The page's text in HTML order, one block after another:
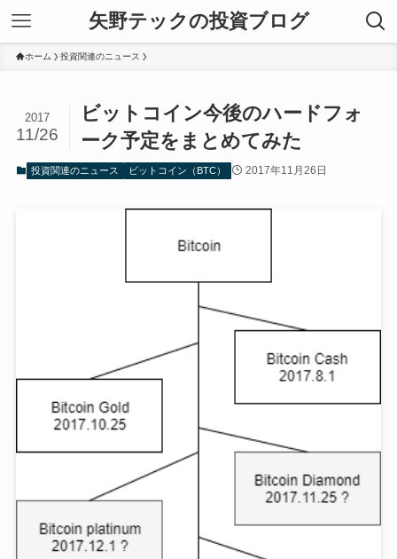
矢野テックの投資ブログ
ホーム 投資関連のニュース
ビットコイン今後のハードフォ
ーク予定をまとめてみた
2017
11/26
投資関連のニュース ビットコイン（BTC） 2017年11月26日